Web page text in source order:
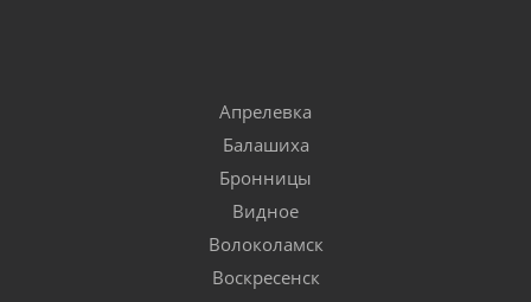
Апрелевка
Балашиха
Бронницы
Видное
Волоколамск
Воскресенск